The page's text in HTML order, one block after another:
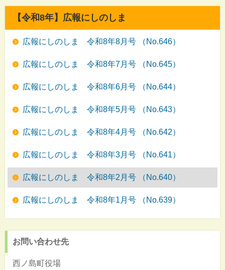
【令和8年】広報にしのしま
広報にしのしま 令和8年8月号 （No.646）
広報にしのしま 令和8年7月号 （No.645）
広報にしのしま 令和8年6月号 （No.644）
広報にしのしま 令和8年5月号 （No.643）
広報にしのしま 令和8年4月号 （No.642）
広報にしのしま 令和8年3月号 （No.641）
広報にしのしま 令和8年2月号 （No.640）
広報にしのしま 令和8年1月号 （No.639）
お問い合わせ先
西ノ島町役場